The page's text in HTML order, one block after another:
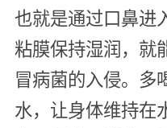
也就是通过口鼻进
粘膜保持湿润，就
冒病菌的入侵。多
水，让身体维持在